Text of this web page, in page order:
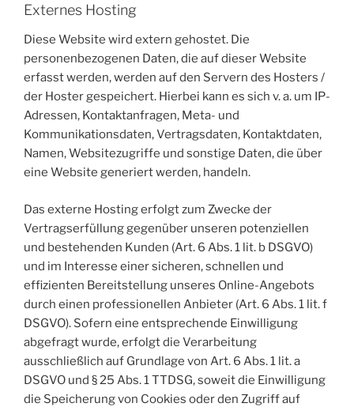
Externes Hosting
Diese Website wird extern gehostet. Die
personenbezogenen Daten, die auf dieser Website
erfasst werden, werden auf den Servern des Hosters /
der Hoster gespeichert. Hierbei kann es sich v. a. um IP-
Adressen, Kontaktanfragen, Meta- und
Kommunikationsdaten, Vertragsdaten, Kontaktdaten,
Namen, Websitezugriffe und sonstige Daten, die über
eine Website generiert werden, handeln.
Das externe Hosting erfolgt zum Zwecke der
Vertragserfüllung gegenüber unseren potenziellen
und bestehenden Kunden (Art. 6 Abs. 1 lit. b DSGVO)
und im Interesse einer sicheren, schnellen und
effizienten Bereitstellung unseres Online-Angebots
durch einen professionellen Anbieter (Art. 6 Abs. 1 lit. f
DSGVO). Sofern eine entsprechende Einwilligung
abgefragt wurde, erfolgt die Verarbeitung
ausschließlich auf Grundlage von Art. 6 Abs. 1 lit. a
DSGVO und § 25 Abs. 1 TTDSG, soweit die Einwilligung
die Speicherung von Cookies oder den Zugriff auf